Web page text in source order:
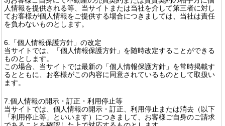
人情報を提供される等、当サイトまたは当社を介して第三者に対し
てお客様が個人情報をご提供する場合につきましては、当社は責任
を負わないものとします。
6.「個人情報保護方針」の改定
当サイトでは、「個人情報保護方針」を随時改定することができる
ものとします。
この場合、当サイトでは最新の「個人情報保護方針」を常時掲載す
るとともに、お客様がこの内容に同意されているものとして取扱い
ます。
7.個人情報の開示・訂正・利用停止等
当サイトでは、個人情報の開示・訂正、利用停止または消去（以下
「利用停止等」といいます）につきまして、お客様ご自身のご請求